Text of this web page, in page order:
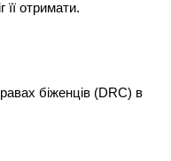
її отримати.
біженців (DRC) в